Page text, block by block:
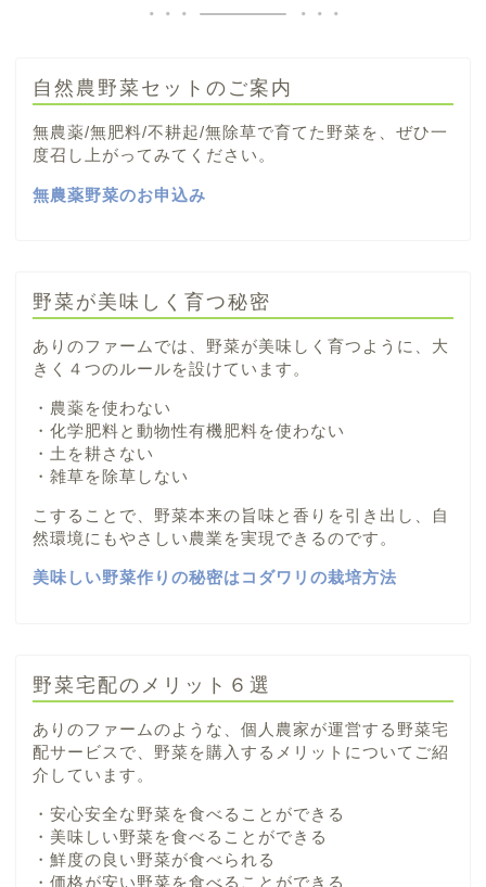
自然農野菜セットのご案内
無農薬/無肥料/不耕起/無除草で育てた野菜を、ぜひ一
度召し上がってみてください。
無農薬野菜のお申込み
野菜が美味しく育つ秘密
ありのファームでは、野菜が美味しく育つように、大
きく４つのルールを設けています。
・農薬を使わない
・化学肥料と動物性有機肥料を使わない
・土を耕さない
・雑草を除草しない
こすることで、野菜本来の旨味と香りを引き出し、自
然環境にもやさしい農業を実現できるのです。
美味しい野菜作りの秘密はコダワリの栽培方法
野菜宅配のメリット６選
ありのファームのような、個人農家が運営する野菜宅
配サービスで、野菜を購入するメリットについてご紹
介しています。
・安心安全な野菜を食べることができる
・美味しい野菜を食べることができる
・鮮度の良い野菜が食べられる
・価格が安い野菜を食べることができる